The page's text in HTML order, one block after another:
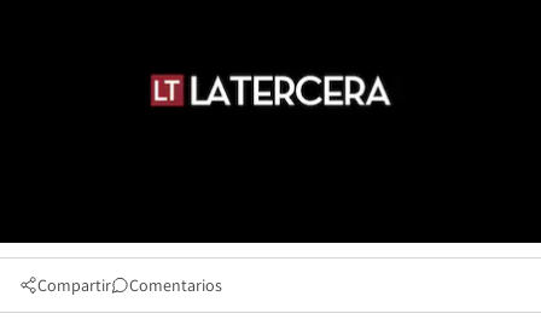
Compartir Comentarios